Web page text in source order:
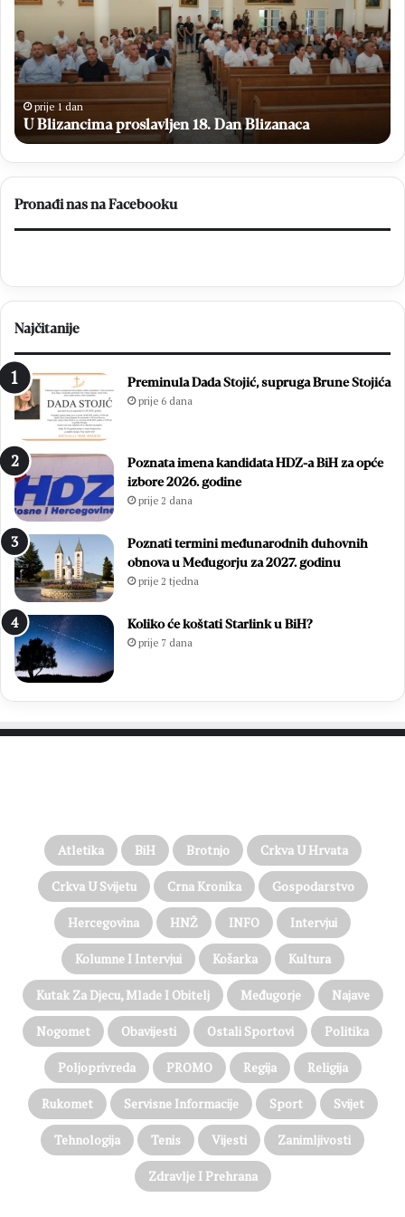
18.
Dan
Blizanaca
prije 1 dan
U Blizancima proslavljen 18. Dan Blizanaca
se
od
Pronađi nas na Facebooku
Najčitanije
Preminula Dada Stojić, supruga Brune Stojića
prije 6 dana
Poznata imena kandidata HDZ-a BiH za opće
izbore 2026. godine
prije 2 dana
Poznati termini međunarodnih duhovnih
obnova u Međugorju za 2027. godinu
prije 2 tjedna
Koliko će koštati Starlink u BiH?
prije 7 dana
Atletika BiH Brotnjo Crkva U Hrvata
Crkva U Svijetu Crna Kronika Gospodarstvo
Hercegovina HNŽ INFO Intervjui
Kolumne I Intervjui Košarka Kultura
Kutak Za Djecu, Mlade I Obitelj Međugorje Najave
Nogomet Obavijesti Ostali Sportovi Politika
Poljoprivreda PROMO Regija Religija
Rukomet Servisne Informacije Sport Svijet
Tehnologija Tenis Vijesti Zanimljivosti
Zdravlje I Prehrana